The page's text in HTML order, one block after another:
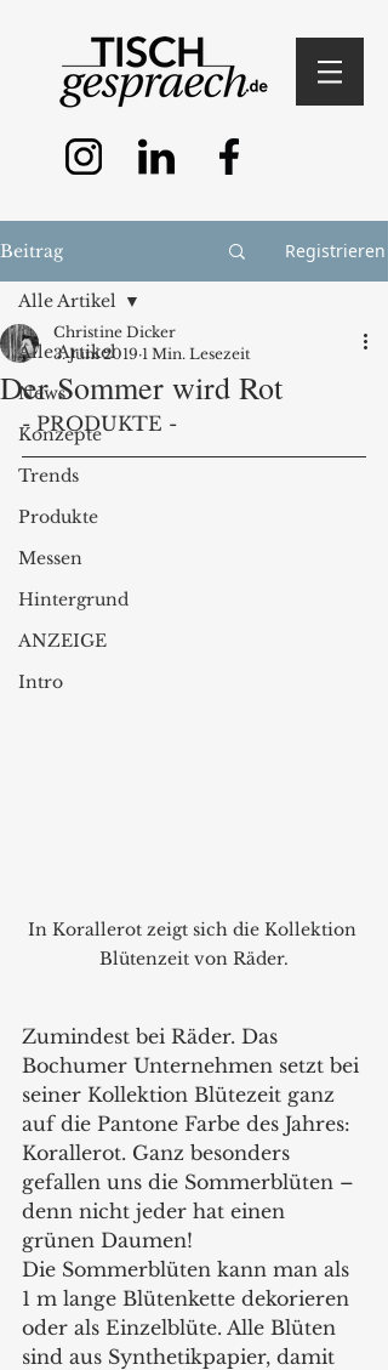
Beitrag Registrieren
Alle Artikel
News
Konzepte
Trends
Produkte
Messen
Hintergrund
ANZEIGE
Intro
Alle Artikel
Der Sommer wird Rot
Christine Dicker
3. Juni 2019 1 Min. Lesezeit
- PRODUKTE -
In Korallerot zeigt sich die Kollektion
Blütenzeit von Räder.
Zumindest bei Räder. Das
Bochumer Unternehmen setzt bei
seiner Kollektion Blütezeit ganz
auf die Pantone Farbe des Jahres:
Korallerot. Ganz besonders
gefallen uns die Sommerblüten –
denn nicht jeder hat einen
grünen Daumen!
Die Sommerblüten kann man als
1 m lange Blütenkette dekorieren
oder als Einzelblüte. Alle Blüten
sind aus Synthetikpapier, damit